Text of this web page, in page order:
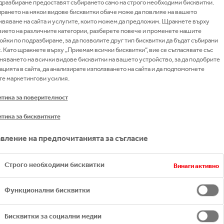
мотокар споделя едни от незабравимите си
предоставят събирането само на строго необходими бисквитки.
на някои видове бисквитки обаче може да повлияе на вашето
на сайта и услугите, които можем да предложим. Щракнете върху
на различните категории, разберете повече и променете нашите
по подразбиране, за да позволите друг тип бисквитки да бъдат събирани
Като щракнете върху „Приемам всички бисквитки“, вие се съгласявате със
на всички видове бисквитки на вашето устройство, за да подобрите
в сайта, да анализирате използването на сайта и да подпомогнете
маркетингови усилия.
за поверителност
за бисквитките
на предпочитанията за съгласие
Строго необходими бисквитки Винаги активно
Функционални бисквитки
Бисквитки за социални медии